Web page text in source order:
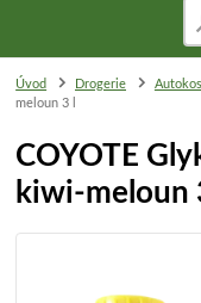
Úvod Drogerie
meloun 3 l
COYOTE
kiwi-meloun